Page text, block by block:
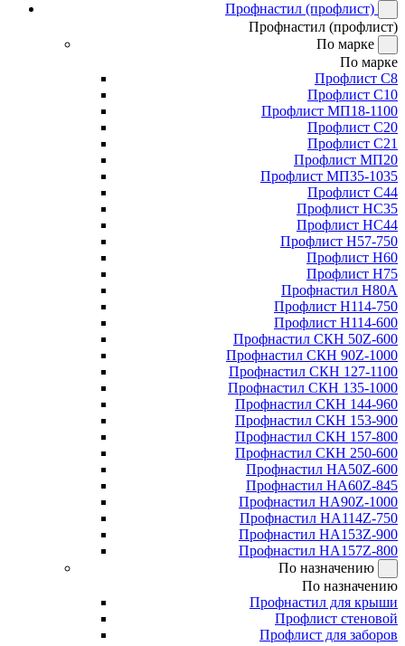
Профнастил (профлист)
Профнастил (профлист)
По марке
По марке
Профлист С8
Профлист С10
Профлист МП18-1100
Профлист С20
Профлист С21
Профлист МП20
Профлист МП35-1035
Профлист С44
Профлист НС35
Профлист НС44
Профлист Н57-750
Профлист Н60
Профлист Н75
Профнастил Н80А
Профлист Н114-750
Профлист Н114-600
Профнастил СКН 50Z-600
Профнастил СКН 90Z-1000
Профнастил СКН 127-1100
Профнастил СКН 135-1000
Профнастил СКН 144-960
Профнастил СКН 153-900
Профнастил СКН 157-800
Профнастил СКН 250-600
Профнастил НА50Z-600
Профнастил НА60Z-845
Профнастил НА90Z-1000
Профнастил НА114Z-750
Профнастил НА153Z-900
Профнастил НА157Z-800
По назначению
По назначению
Профнастил для крыши
Профлист стеновой
Профлист для заборов